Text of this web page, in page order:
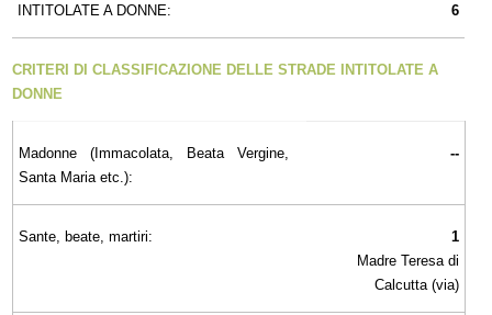
INTITOLATE A DONNE: 6
CRITERI DI CLASSIFICAZIONE DELLE STRADE INTITOLATE A
DONNE
Madonne (Immacolata, Beata Vergine,
Santa Maria etc.):
--
Sante, beate, martiri:
1
Madre Teresa di
Calcutta (via)